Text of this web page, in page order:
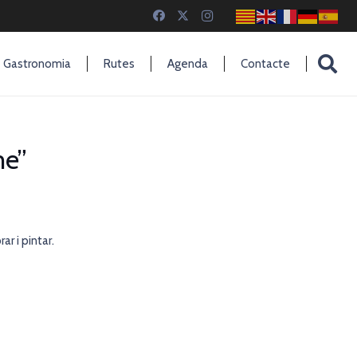
Gastronomia Rutes Agenda Contacte
i pintar.